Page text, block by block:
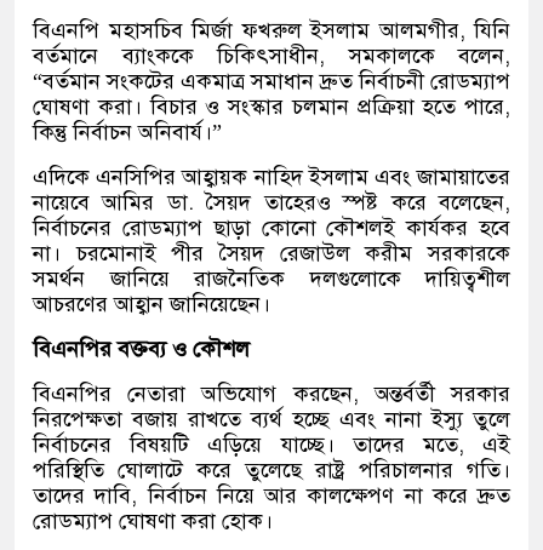
বিএনপি মহাসচিব মির্জা ফখরুল ইসলাম আলমগীর, যিনি
বর্তমানে ব্যাংককে চিকিৎসাধীন, সমকালকে বলেন,
“বর্তমান সংকটের একমাত্র সমাধান দ্রুত নির্বাচনী রোডম্যাপ
ঘোষণা করা। বিচার ও সংস্কার চলমান প্রক্রিয়া হতে পারে,
কিন্তু নির্বাচন অনিবার্য।”
এদিকে এনসিপির আহ্বায়ক নাহিদ ইসলাম এবং জামায়াতের
নায়েবে আমির ডা. সৈয়দ তাহেরও স্পষ্ট করে বলেছেন,
নির্বাচনের রোডম্যাপ ছাড়া কোনো কৌশলই কার্যকর হবে
না। চরমোনাই পীর সৈয়দ রেজাউল করীম সরকারকে
সমর্থন জানিয়ে রাজনৈতিক দলগুলোকে দায়িত্বশীল
আচরণের আহ্বান জানিয়েছেন।
বিএনপির বক্তব্য ও কৌশল
বিএনপির নেতারা অভিযোগ করছেন, অন্তর্বর্তী সরকার
নিরপেক্ষতা বজায় রাখতে ব্যর্থ হচ্ছে এবং নানা ইস্যু তুলে
নির্বাচনের বিষয়টি এড়িয়ে যাচ্ছে। তাদের মতে, এই
পরিস্থিতি ঘোলাটে করে তুলেছে রাষ্ট্র পরিচালনার গতি।
তাদের দাবি, নির্বাচন নিয়ে আর কালক্ষেপণ না করে দ্রুত
রোডম্যাপ ঘোষণা করা হোক।